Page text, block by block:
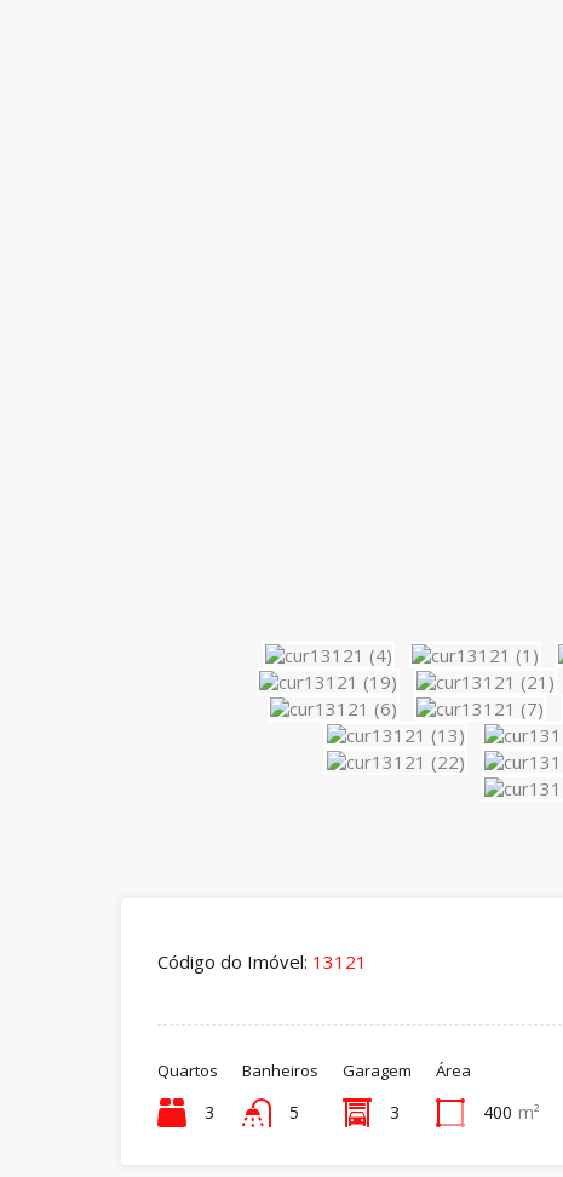
Código do Imóvel: 13121
Quartos
3
Banheiros
5
Garagem
3
Área
400 m²